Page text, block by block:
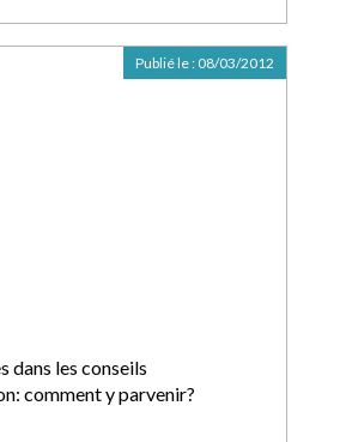
dans les conseils
comment y parvenir?
Publié le : 08/03/2012